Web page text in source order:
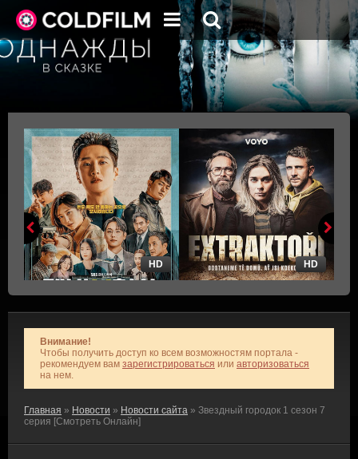
HD HD
Внимание!
Чтобы получить доступ ко всем возможностям портала -
рекомендуем вам зарегистрироваться или авторизоваться
на нем.
Главная » Новости » Новости сайта » Звездный городок 1 сезон 7
серия [Смотреть Онлайн]